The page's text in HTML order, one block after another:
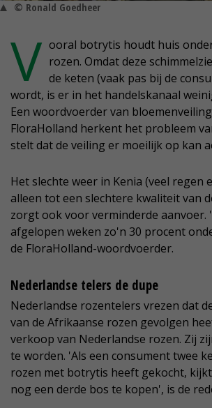
© Ronald Goedheer
V ooral botrytis houdt huis
rozen. Omdat deze
de keten (vaak pas bij de
wordt, is er in het handelskanaal
Een woordvoerder van
FloraHolland herkent het probleem
stelt dat de veiling er moeilijk op kan
Het slechte weer in Kenia (veel regen
alleen tot een slechtere kwaliteit van
zorgt ook voor verminderde aanvoer.
afgelopen weken zo'n 30 procent
de FloraHolland-woordvoerder.
Nederlandse telers de dupe
Nederlandse rozentelers vrezen dat
van de Afrikaanse rozen gevolgen
verkoop van Nederlandse rozen. Zij
te worden. 'Als een consument twee
rozen met botrytis heeft gekocht,
nog een derde bos te kopen', is de